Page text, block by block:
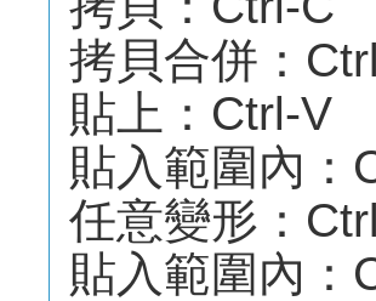
拷貝合併：
貼上：Ctrl-V
貼入範圍內：
任意變形：
貼入範圍內：